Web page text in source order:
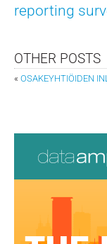
reporting
OTHER POSTS
« OSAKEYHTIÖIDEN